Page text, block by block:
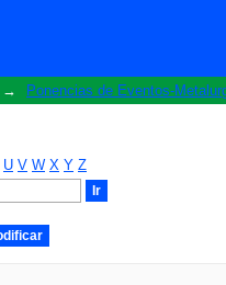
→ Ponencias de Eventos-
U V W X Y Z